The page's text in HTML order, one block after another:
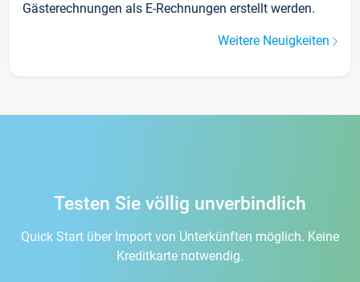
Gästerechnungen als E-Rechnungen erstellt werden.
Weitere Neuigkeiten
Testen Sie völlig unverbindlich
Quick Start über Import von Unterkünften möglich. Keine
Kreditkarte notwendig.